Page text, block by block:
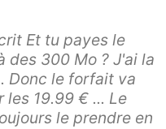
Et tu payes le
des 300 Mo ? J'ai la
Donc le forfait va
19.99 € ... Le
le prendre en